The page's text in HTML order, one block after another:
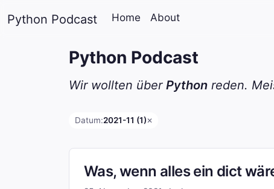
Python Podcast Home About
Python Podcast
Wir wollten über Python reden.
Datum:2021-11 (1)✕
Was, wenn alles ein dict